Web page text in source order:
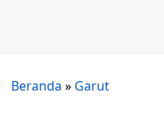
Beranda » Garut